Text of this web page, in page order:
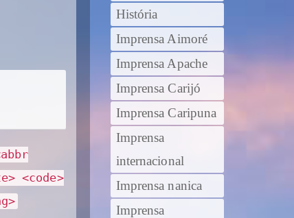
<code>
História
Imprensa Aimoré
Imprensa Apache
Imprensa Carijó
Imprensa Caripuna
Imprensa
internacional
Imprensa nanica
Imprensa